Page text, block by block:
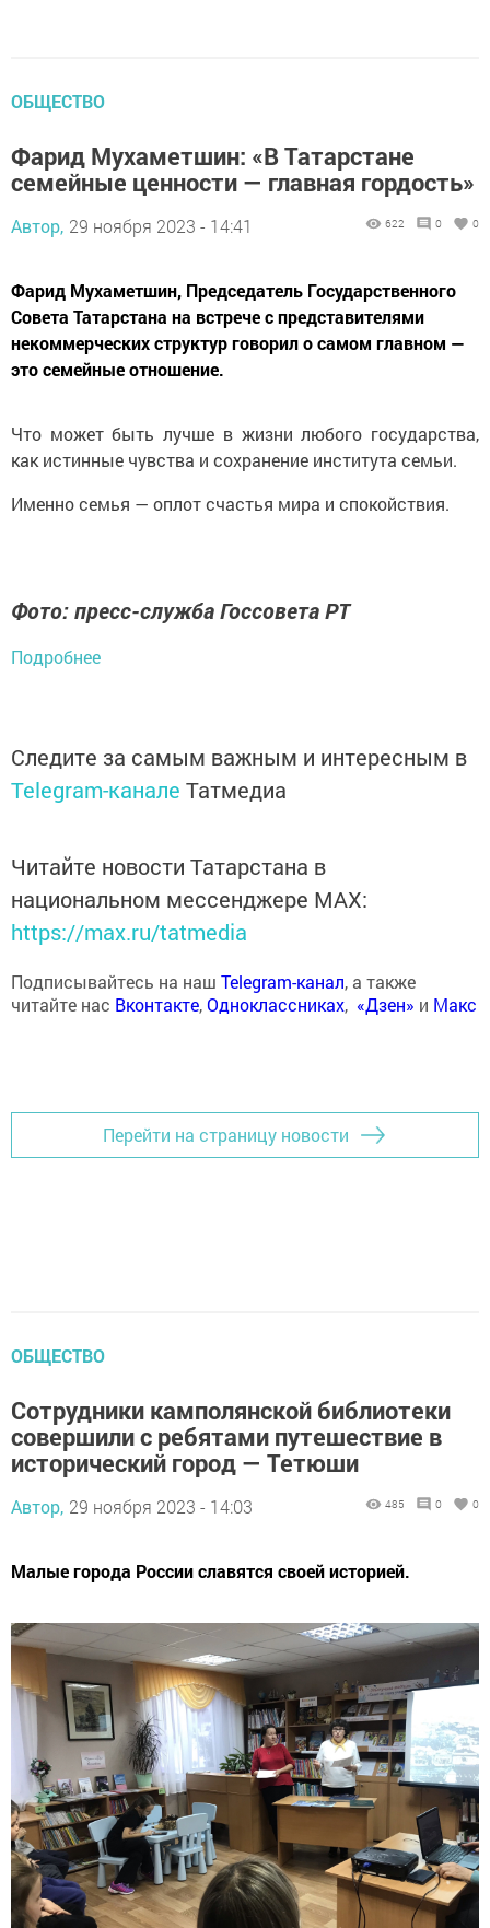
ОБЩЕСТВО
Фарид Мухаметшин: «В Татарстане
семейные ценности — главная гордость»
Автор, 29 ноября 2023 - 14:41 622 0 0
Фарид Мухаметшин, Председатель Государственного
Совета Татарстана на встрече с представителями
некоммерческих структур говорил о самом главном —
это семейные отношение.
Что может быть лучше в жизни любого государства,
как истинные чувства и сохранение института семьи.
Именно семья — оплот счастья мира и спокойствия.
Фото: пресс-служба Госсовета РТ
Подробнее
Следите за самым важным и интересным в
Telegram-канале Татмедиа
Читайте новости Татарстана в
национальном мессенджере MАХ:
https://max.ru/tatmedia
Подписывайтесь на наш Telegram-канал, а также
читайте нас Вконтакте,Одноклассниках, «Дзен» и Макс
Перейти на страницу новости
ОБЩЕСТВО
Сотрудники камполянской библиотеки
совершили с ребятами путешествие в
исторический город — Тетюши
Автор, 29 ноября 2023 - 14:03 485 0 0
Малые города России славятся своей историей.